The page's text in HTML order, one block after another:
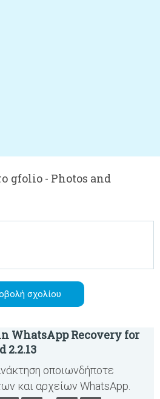
gfolio - Photos and
WhatsApp Recovery for
2.2.13
οποιωνδήποτε
και αρχείων WhatsApp.